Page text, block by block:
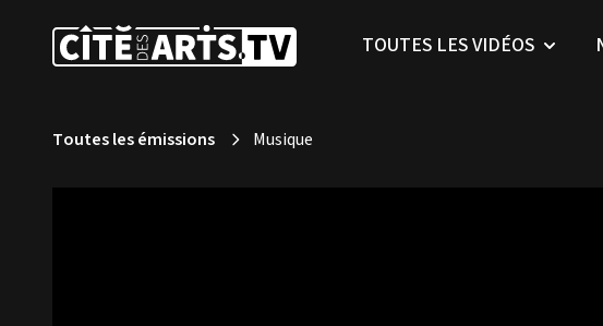
TOUTES LES VIDÉOS
Toutes les émissions Musique